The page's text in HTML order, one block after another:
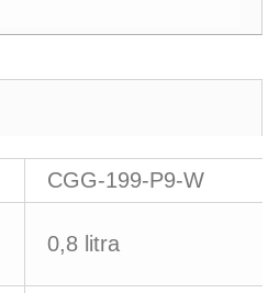
CGG-199-P9-W
0,8 litra